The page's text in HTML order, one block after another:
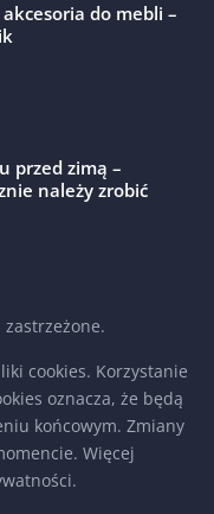
do mebli –
przed zimą –
należy zrobić
cookies. Korzystanie
oznacza, że będą
końcowym. Zmiany
Więcej
.